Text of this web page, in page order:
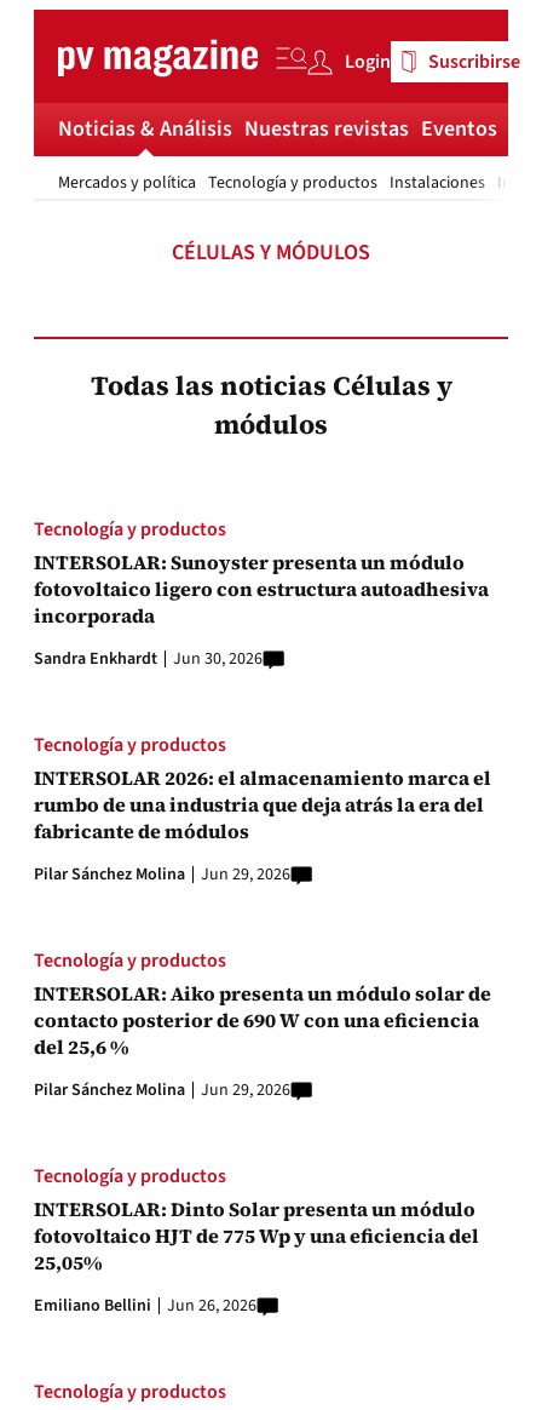
content
Login Suscribirse
Noticias & Análisis
Mercados y política Tecnología y productos Instalaciones
Nuestras revistas Eventos
CÉLULAS Y MÓDULOS
Todas las noticias Células y
módulos
Tecnología y productos
INTERSOLAR: Sunoyster presenta un módulo
fotovoltaico ligero con estructura autoadhesiva
incorporada
Sandra Enkhardt Jun 30, 2026
Tecnología y productos
INTERSOLAR 2026: el almacenamiento marca el
rumbo de una industria que deja atrás la era del
fabricante de módulos
Pilar Sánchez Molina Jun 29, 2026
Tecnología y productos
INTERSOLAR: Aiko presenta un módulo solar de
contacto posterior de 690 W con una eficiencia
del 25,6 %
Pilar Sánchez Molina Jun 29, 2026
Tecnología y productos
INTERSOLAR: Dinto Solar presenta un módulo
fotovoltaico HJT de 775 Wp y una eficiencia del
25,05%
Emiliano Bellini Jun 26, 2026
Tecnología y productos